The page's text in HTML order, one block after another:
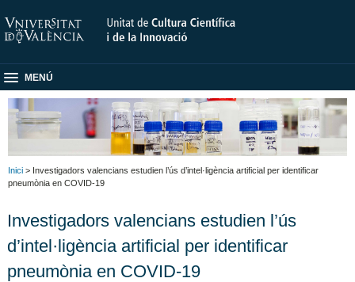
MENÚ
Inici > Investigadors valencians estudien l’ús d’intel·ligència artificial per identificar
pneumònia en COVID-19
Investigadors valencians estudien l’ús
d’intel·ligència artificial per identificar
pneumònia en COVID-19